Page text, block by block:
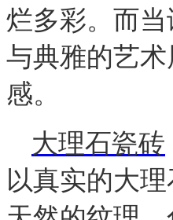
烂多彩。而
与典雅的艺
感。
大理石瓷砖
以真实的大